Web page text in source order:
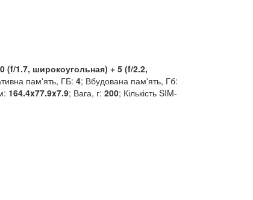
(f/1.7, широкоугольная) + 5 (f/2.2,
пам'ять, ГБ: 4; Вбудована пам'ять, Гб:
164.4x77.9x7.9; Вага, г: 200; Кількість SIM-